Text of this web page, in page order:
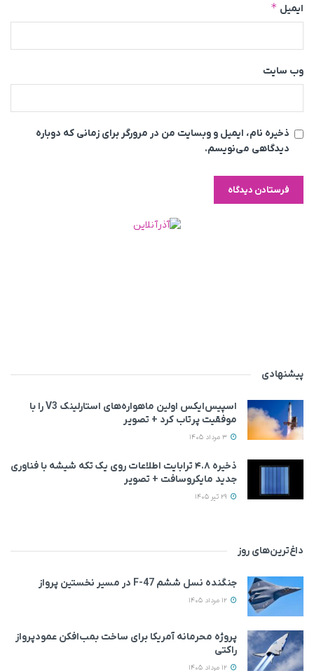
ایمیل *
وب‌ سایت
ذخیره نام، ایمیل و وبسایت من در مرورگر برای زمانی که دوباره
دیدگاهی می‌نویسم.
پیشنهادی
اسپیس‌ایکس اولین ماهواره‌های استارلینک V3 را با
موفقیت پرتاب کرد + تصویر
ذخیره ۴.۸ ترابایت اطلاعات روی یک تکه شیشه با فناوری
جدید مایکروسافت + تصویر
داغ‌ترین‌های روز
جنگنده نسل ششم F-47 در مسیر نخستین پرواز
پروژه محرمانه آمریکا برای ساخت بمب‌افکن عمودپرواز
راکتی